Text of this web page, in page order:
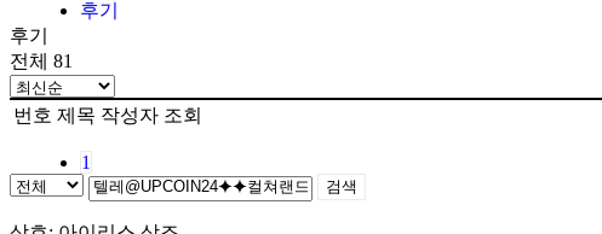
후기
후기
전체 81
번호 제목 작성자 조회
1
검색